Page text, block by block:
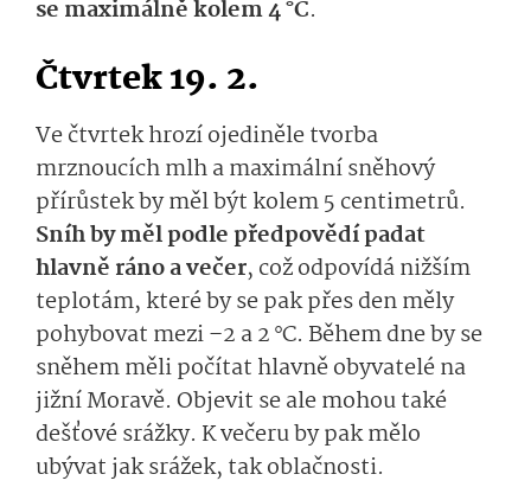
se maximálněko­lem4°C.
Čtvrtek 19. 2.
Ve čtvrtekhrozío­jediněletvor­ba
mrznoucích mlh a maximální sněhový
přírůstek by měl být kolem 5 centimetrů.
Sníhby mělpodle předpovědí padat
hlavně ráno a večer, což odpovídá nižším
teplotám, které by sepakpřes den měly
pohybovat mezi –2 a 2°C. Během dne by se
sněhem měli počítat hlavně obyvatelé na
jižní Moravě. Objevit se ale mohou také
dešťové srážky. K večeru bypakmělo
ubývat jak srážek, tak oblačnosti.